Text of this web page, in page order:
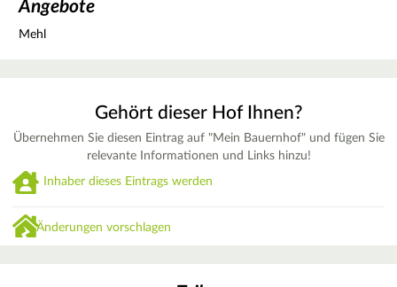
Angebote
Mehl
Gehört dieser Hof Ihnen?
Übernehmen Sie diesen Eintrag auf "Mein Bauernhof" und fügen Sie
relevante Informationen und Links hinzu!
Inhaber dieses Eintrags werden
Änderungen vorschlagen